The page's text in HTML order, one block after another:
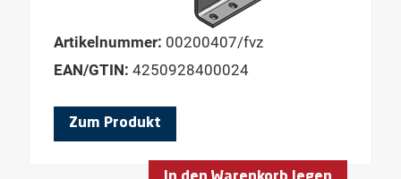
Artikelnummer: 00200407/fvz
EAN/GTIN: 4250928400024
Zum Produkt